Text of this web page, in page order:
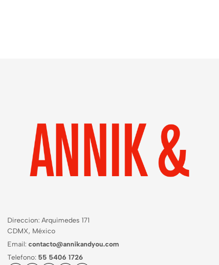
Direccion: Arquimedes 171
CDMX, México
Email: contacto@annikandyou.com
Telefono: 55 5406 1726